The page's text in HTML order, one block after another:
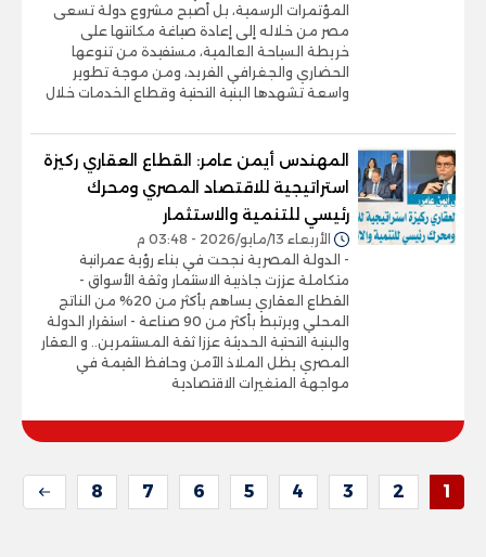
المؤتمرات الرسمية، بل أصبح مشروع دولة تسعى
مصر من خلاله إلى إعادة صياغة مكانتها على
خريطة السياحة العالمية، مستفيدة من تنوعها
الحضاري والجغرافي الفريد، ومن موجة تطوير
واسعة تشهدها البنية التحتية وقطاع الخدمات خلال
المهندس أيمن عامر: القطاع العقاري ركيزة
استراتيجية للاقتصاد المصري ومحرك
رئيسي للتنمية والاستثمار
الأربعاء 13/مايو/2026 - 03:48 م
- الدولة المصرية نجحت في بناء رؤية عمرانية
متكاملة عززت جاذبية الاستثمار وثقة الأسواق -
القطاع العقاري يساهم بأكثر من 20% من الناتج
المحلي ويرتبط بأكثر من 90 صناعة - استقرار الدولة
والبنية التحتية الحديثة عززا ثقة المستثمرين.. و العقار
المصري يظل الملاذ الآمن وحافظ القيمة في
مواجهة المتغيرات الاقتصادية
1
2
3
4
5
6
7
8